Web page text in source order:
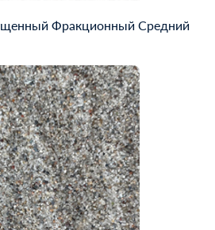
Фракционный Средний